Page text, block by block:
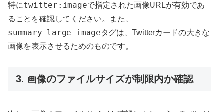
特にtwitter:imageで指定された画像URLが有効であ
ることを確認してください。また、
summary_large_imageタグは、Twitterカードの大きな
画像を表示させるためのものです。
3. 画像のファイルサイズが制限内か確認